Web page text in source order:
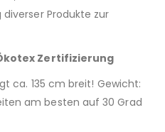
Produkte zur
Zertifizierung
ca. 135 cm breit! Gewicht:
am besten auf 30 Grad